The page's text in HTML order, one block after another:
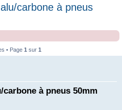
carbone à pneus
• Page 1 sur 1
carbone à pneus 50mm